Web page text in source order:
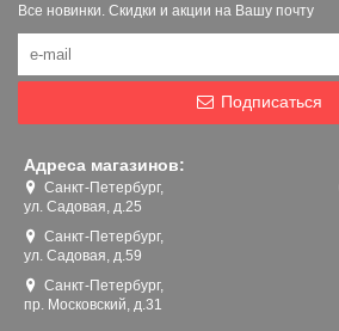
Все новинки. Скидки и акции на Вашу почту
Подписаться
Адреса магазинов:
Санкт-Петербург,
ул. Садовая, д.25
Санкт-Петербург,
ул. Садовая, д.59
Санкт-Петербург,
пр. Московский, д.31